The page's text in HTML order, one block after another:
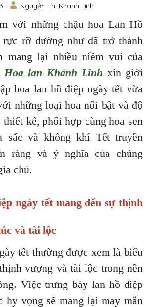
Nguyễn Thị Khánh Linh
với những chậu hoa Lan Hồ
rỡ dường như đã trở thành
mang lại nhiều niềm vui của
Hoa lan Khánh Linh xin giới
hoa lan hồ điệp ngày tết vừa
những loại hoa nổi bật và độ
thiết kế, phối hợp cùng hoa sen
sắc và không khí Tết truyền
ràng và ý nghĩa của chúng
chủ.
ngày tết mang đến sự thịnh
và tài lộc
tết thường được xem là biểu
vượng và tài lộc trong nền
Việc trưng bày lan hồ điệp
hy vọng sẽ mang lại may mắn